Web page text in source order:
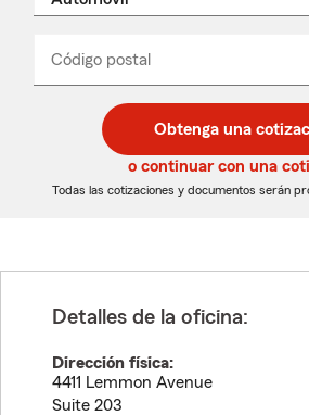
desplegable
Código postal
de
5
dígitos
de
5
dígitos
_____
Obtenga una
o continuar con una
Todas las cotizaciones y documentos serán
Detalles de la oficina:
Dirección física:
4411 Lemmon Avenue
Suite 203